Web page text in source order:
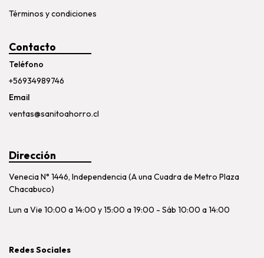
Términos y condiciones
Contacto
Teléfono
+56934989746
Email
ventas@sanitoahorro.cl
Dirección
Venecia N° 1446, Independencia (A una Cuadra de Metro Plaza
Chacabuco)
Lun a Vie 10:00 a 14:00 y 15:00 a 19:00 - Sáb 10:00 a 14:00
Redes Sociales